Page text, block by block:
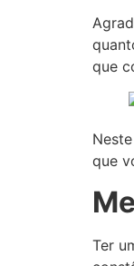
que
que
Ter